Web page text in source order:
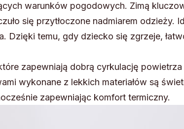
warunków pogodowych. Zimą
się przytłoczone nadmiarem odzieży.
Dzięki temu, gdy dziecko się zgrzeje,
zapewniają dobrą cyrkulację
wykonane z lekkich materiałów są
zapewniając komfort termiczny.